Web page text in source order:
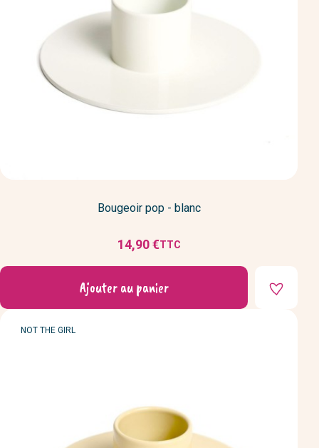
Bougeoir pop - blanc
Prix
14,90 €TTC
Ajouter au panier
MARQUE
NOT THE GIRL